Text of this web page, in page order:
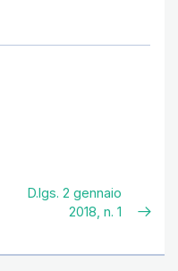
D.lgs. 2 gennaio
2018, n. 1